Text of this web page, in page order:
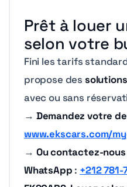
Prêt à louer
selon votre
Fini les tarifs
propose des
avec ou sans
→ Demandez votre
www.ekscars.com/
→ Ou contactez-
WhatsApp : +212 781-